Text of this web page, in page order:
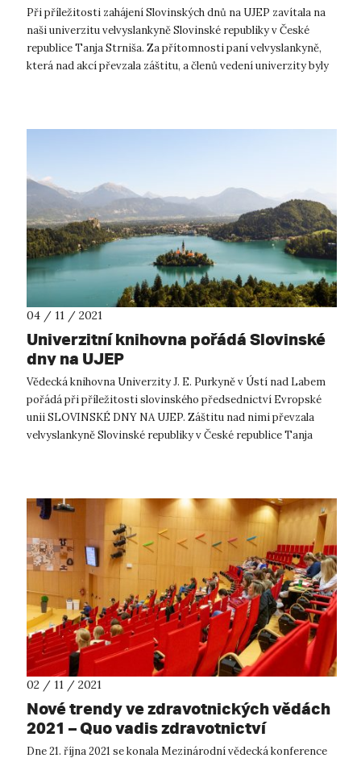
Při příležitosti zahájení Slovinských dnů na UJEP zavítala na
naši univerzitu velvyslankyně Slovinské republiky v České
republice Tanja Strniša. Za přítomnosti paní velvyslankyně,
která nad akcí převzala záštitu, a členů vedení univerzity byly
04 / 11 / 2021
Univerzitní knihovna pořádá Slovinské
dny na UJEP
Vědecká knihovna Univerzity J. E. Purkyně v Ústí nad Labem
pořádá při příležitosti slovinského předsednictví Evropské
unii SLOVINSKÉ DNY NA UJEP. Záštitu nad nimi převzala
velvyslankyně Slovinské republiky v České republice Tanja
02 / 11 / 2021
Nové trendy ve zdravotnických vědách
2021 – Quo vadis zdravotnictví
Dne 21. října 2021 se konala Mezinárodní vědecká konference